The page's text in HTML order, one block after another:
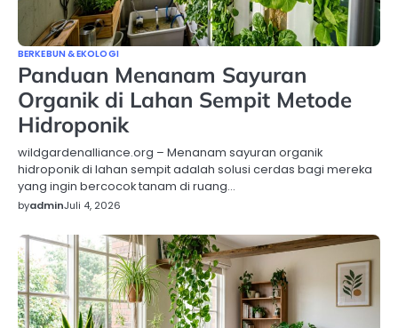
BERKEBUN & EKOLOGI
Panduan Menanam Sayuran
Organik di Lahan Sempit Metode
Hidroponik
wildgardenalliance.org – Menanam sayuran organik
hidroponik di lahan sempit adalah solusi cerdas bagi mereka
yang ingin bercocok tanam di ruang…
byadminJuli 4, 2026